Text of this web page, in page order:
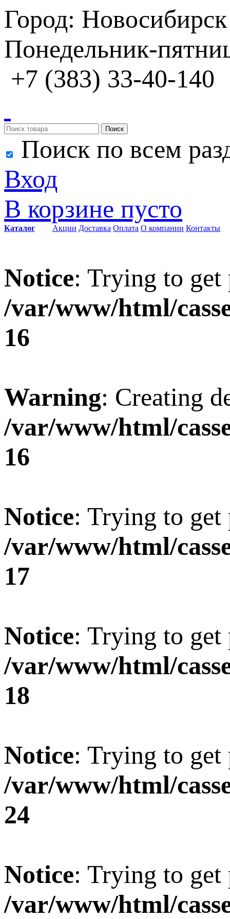
Город: Новосибирск
Понедельник-
+7 (383) 33-40-140
Поиск
Поиск по всем
Вход
В корзине пусто
Каталог Акции Доставка Оплата О компании Контакты
Notice: Trying to get
/var/www/html/
16
Warning: Creating
/var/www/html/
16
Notice: Trying to get
/var/www/html/
17
Notice: Trying to get
/var/www/html/
18
Notice: Trying to
/var/www/html/
24
Notice: Trying to get
/var/www/html/